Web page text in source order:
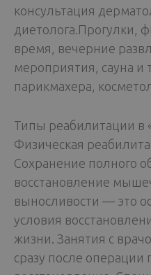
консультация
диетолога.Прогулки,
время, вечерние
мероприятия, сауна и
парикмахера,
Типы реабилитации в
Физическая
Сохранение полного
восстановление
выносливости — это
условия
жизни. Занятия с
сразу после операции